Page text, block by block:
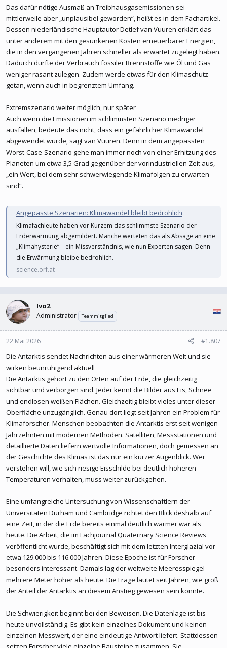
Das dafür nötige Ausmaß an Treibhausgasemissionen sei
mittlerweile aber „unplausibel geworden“, heißt es in dem Fachartikel.
Dessen niederländische Hauptautor Detlef van Vuuren erklärt das
unter anderem mit den gesunkenen Kosten erneuerbarer Energien,
die in den vergangenen Jahren schneller als erwartet zugelegt haben.
Dadurch dürfte der Verbrauch fossiler Brennstoffe wie Öl und Gas
weniger rasant zulegen. Zudem werde etwas für den Klimaschutz
getan, wenn auch in begrenztem Umfang.
Extremszenario weiter möglich, nur später
Auch wenn die Emissionen im schlimmsten Szenario niedriger
ausfallen, bedeute das nicht, dass ein gefährlicher Klimawandel
abgewendet wurde, sagt van Vuuren. Denn in dem angepassten
Worst-Case-Szenario gehe man immer noch von einer Erhitzung des
Planeten um etwa 3,5 Grad gegenüber der vorindustriellen Zeit aus,
„ein Wert, bei dem sehr schwerwiegende Klimafolgen zu erwarten
sind“.
Angepasste Szenarien: Klimawandel bleibt bedrohlich
Klimafachleute haben vor Kurzem das schlimmste Szenario der
Erderwärmung abgemildert. Manche werteten das als Absage an eine
„Klimahysterie“ – ein Missverständnis, wie nun Experten sagen. Denn
die Erwärmung bleibe bedrohlich.
science.orf.at
Ivo2
Administrator Teammitglied
22 Mai 2026 #1.807
Die Antarktis sendet Nachrichten aus einer wärmeren Welt und sie
wirken beunruhigend aktuell
Die Antarktis gehört zu den Orten auf der Erde, die gleichzeitig
sichtbar und verborgen sind. Jeder kennt die Bilder aus Eis, Schnee
und endlosen weißen Flächen. Gleichzeitig bleibt vieles unter dieser
Oberfläche unzugänglich. Genau dort liegt seit Jahren ein Problem für
Klimaforscher. Menschen beobachten die Antarktis erst seit wenigen
Jahrzehnten mit modernen Methoden. Satelliten, Messstationen und
detaillierte Daten liefern wertvolle Informationen, doch gemessen an
der Geschichte des Klimas ist das nur ein kurzer Augenblick. Wer
verstehen will, wie sich riesige Eisschilde bei deutlich höheren
Temperaturen verhalten, muss weiter zurückgehen.
Eine umfangreiche Untersuchung von Wissenschaftlern der
Universitäten Durham und Cambridge richtet den Blick deshalb auf
eine Zeit, in der die Erde bereits einmal deutlich wärmer war als
heute. Die Arbeit, die im Fachjournal Quaternary Science Reviews
veröffentlicht wurde, beschäftigt sich mit dem letzten Interglazial vor
etwa 129.000 bis 116.000 Jahren. Diese Epoche ist für Forscher
besonders interessant. Damals lag der weltweite Meeresspiegel
mehrere Meter höher als heute. Die Frage lautet seit Jahren, wie groß
der Anteil der Antarktis an diesem Anstieg gewesen sein könnte.
Die Schwierigkeit beginnt bei den Beweisen. Die Datenlage ist bis
heute unvollständig. Es gibt kein einzelnes Dokument und keinen
einzelnen Messwert, der eine eindeutige Antwort liefert. Stattdessen